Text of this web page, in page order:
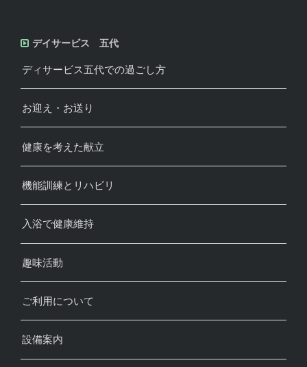
デイサービス 五代
ディサービス五代での過ごし方
お迎え・お送り
健康を考えた献立
機能訓練とリハビリ
入浴で健康維持
趣味活動
ご利用について
設備案内